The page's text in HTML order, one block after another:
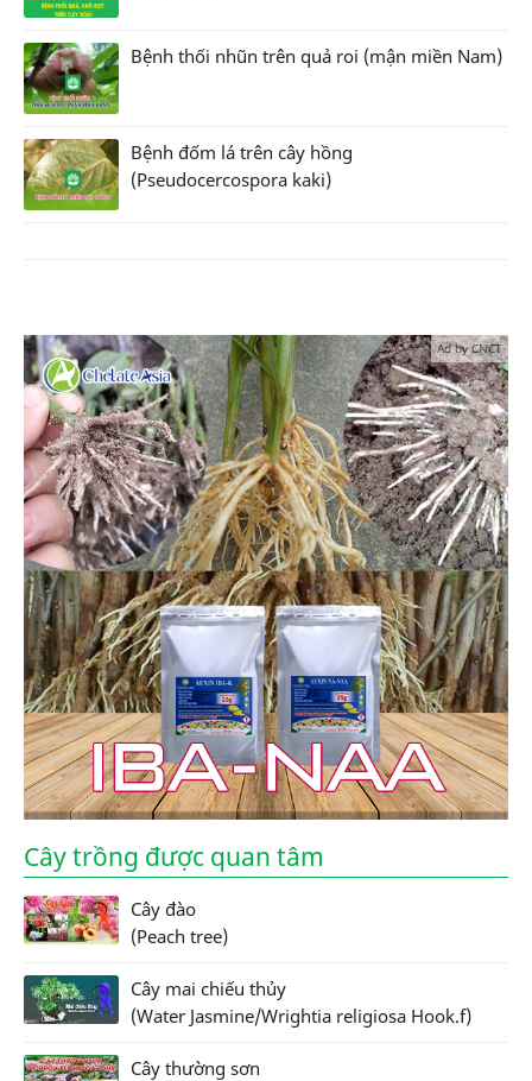
Bệnh thối nhũn trên quả roi (mận miền Nam)
Bệnh đốm lá trên cây hồng
(Pseudocercospora kaki)
Ad by CNCT
Cây trồng được quan tâm
Cây đào
(Peach tree)
Cây mai chiếu thủy
(Water Jasmine/Wrightia religiosa Hook.f)
Cây thường sơn